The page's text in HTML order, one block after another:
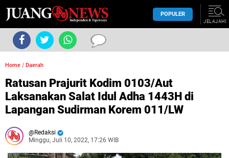
POPULER
JELAJAHI
Home / Daerah
Ratusan Prajurit Kodim 0103/Aut
Laksanakan Salat Idul Adha 1443H di
Lapangan Sudirman Korem 011/LW
Redaksi
Minggu, Juli 10, 2022, 17:26 WIB